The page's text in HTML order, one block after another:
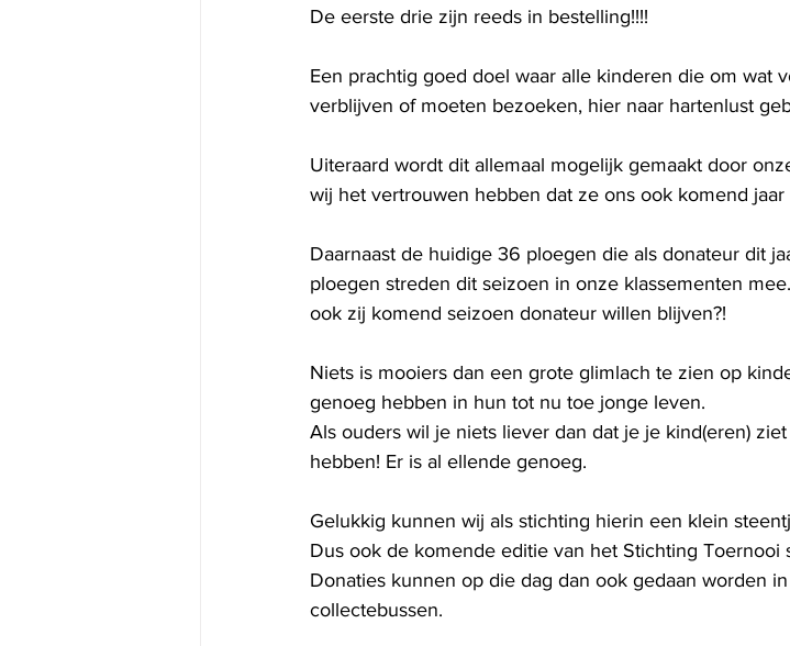
De eerste drie zijn reeds in bestelling!!!!
Een prachtig goed doel waar alle kinderen die om wat
verblijven of moeten bezoeken, hier naar hartenlust
Uiteraard wordt dit allemaal mogelijk gemaakt door
wij het vertrouwen hebben dat ze ons ook komend jaar
Daarnaast de huidige 36 ploegen die als donateur dit
ploegen streden dit seizoen in onze klassementen
ook zij komend seizoen donateur willen blijven?!
Niets is mooiers dan een grote glimlach te zien op
genoeg hebben in hun tot nu toe jonge leven.
Als ouders wil je niets liever dan dat je je kind(eren)
hebben! Er is al ellende genoeg.
Gelukkig kunnen wij als stichting hierin een klein
Dus ook de komende editie van het Stichting Toernooi
Donaties kunnen op die dag dan ook gedaan worden
collectebussen.